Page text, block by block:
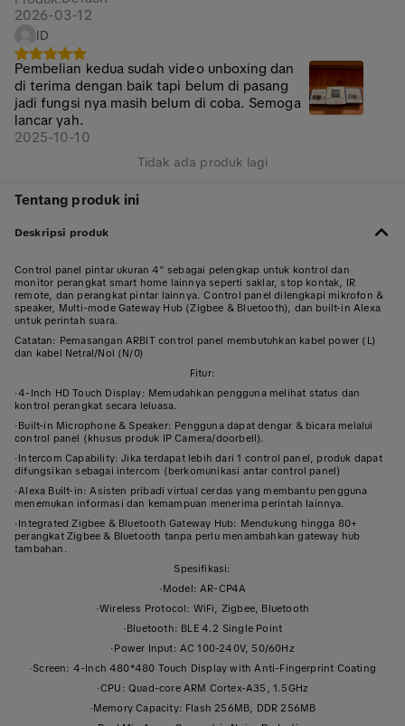
2026-03-12
ID
Pembelian kedua sudah video unboxing dan
di terima dengan baik tapi belum di pasang
jadi fungsi nya masih belum di coba. Semoga
lancar yah.
2025-10-10
Tidak ada produk lagi
Tentang produk ini
Deskripsi produk
Control panel pintar ukuran 4” sebagai pelengkap untuk kontrol dan
monitor perangkat smart home lainnya seperti saklar, stop kontak, IR
remote, dan perangkat pintar lainnya. Control panel dilengkapi mikrofon &
speaker, Multi-mode Gateway Hub (Zigbee & Bluetooth), dan built-in Alexa
untuk perintah suara.
Catatan: Pemasangan ARBIT control panel membutuhkan kabel power (L)
dan kabel Netral/Nol (N/0)
Fitur:
·4-Inch HD Touch Display: Memudahkan pengguna melihat status dan
kontrol perangkat secara leluasa.
·Built-in Microphone & Speaker: Pengguna dapat dengar & bicara melalui
control panel (khusus produk IP Camera/doorbell).
·Intercom Capability: Jika terdapat lebih dari 1 control panel, produk dapat
difungsikan sebagai intercom (berkomunikasi antar control panel)
·Alexa Built-in: Asisten pribadi virtual cerdas yang membantu pengguna
menemukan informasi dan kemampuan menerima perintah lainnya.
·Integrated Zigbee & Bluetooth Gateway Hub: Mendukung hingga 80+
perangkat Zigbee & Bluetooth tanpa perlu menambahkan gateway hub
tambahan.
Spesifikasi:
·Model: AR-CP4A
·Wireless Protocol: WiFi, Zigbee, Bluetooth
·Bluetooth: BLE 4.2 Single Point
·Power Input: AC 100-240V, 50/60Hz
·Screen: 4-Inch 480*480 Touch Display with Anti-Fingerprint Coating
·CPU: Quad-core ARM Cortex-A35, 1.5GHz
·Memory Capacity: Flash 256MB, DDR 256MB